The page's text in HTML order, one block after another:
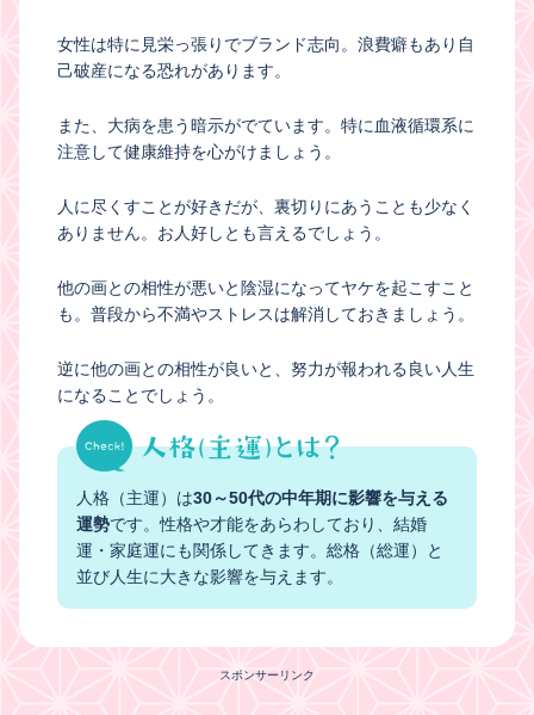
女性は特に見栄っ張りでブランド志向。浪費癖もあり自
己破産になる恐れがあります。
また、大病を患う暗示がでています。特に血液循環系に
注意して健康維持を心がけましょう。
人に尽くすことが好きだが、裏切りにあうことも少なく
ありません。お人好しとも言えるでしょう。
他の画との相性が悪いと陰湿になってヤケを起こすこと
も。普段から不満やストレスは解消しておきましょう。
逆に他の画との相性が良いと、努力が報われる良い人生
になることでしょう。
人格（主運）は30～50代の中年期に影響を与える
運勢です。性格や才能をあらわしており、結婚
運・家庭運にも関係してきます。総格（総運）と
並び人生に大きな影響を与えます。
スポンサーリンク